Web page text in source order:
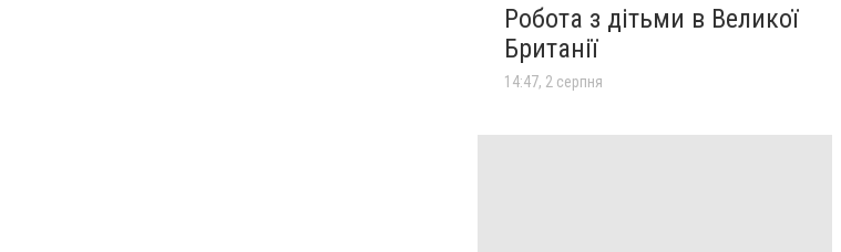
Робота з дітьми в Великої
Британії
14:47, 2 серпня